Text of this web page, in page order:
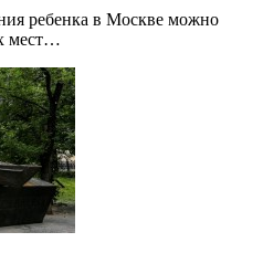
ребенка в Москве можно
мест…